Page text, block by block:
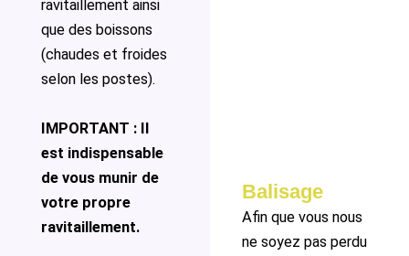
ravitaillement ainsi
que des boissons
(chaudes et froides
selon les postes).
IMPORTANT : Il
est indispensable
de vous munir de
votre propre
ravitaillement.
Balisage
Afin que vous nous
ne soyez pas perdu